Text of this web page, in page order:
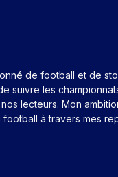
de football et de
suivre les
lecteurs. Mon
à travers mes